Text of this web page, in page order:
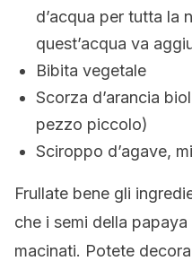
d’acqua per tutta la
quest’acqua va
Bibita vegetale
Scorza d’arancia
pezzo piccolo)
Sciroppo d’agave,
Frullate bene gli
che i semi della
macinati. Potete